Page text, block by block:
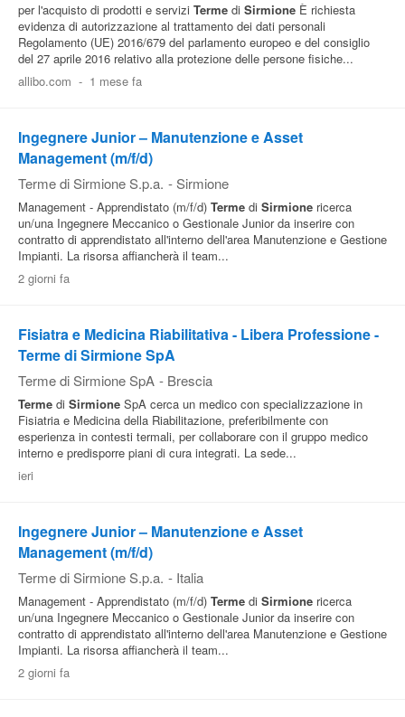
per l'acquisto di prodotti e servizi Terme di Sirmione È richiesta
evidenza di autorizzazione al trattamento dei dati personali
Regolamento (UE) 2016/679 del parlamento europeo e del consiglio
del 27 aprile 2016 relativo alla protezione delle persone fisiche...
allibo.com - 1 mese fa
Ingegnere Junior – Manutenzione e Asset
Management (m/f/d)
Terme di Sirmione S.p.a. - Sirmione
Management - Apprendistato (m/f/d) Terme di Sirmione ricerca
un/una Ingegnere Meccanico o Gestionale Junior da inserire con
contratto di apprendistato all'interno dell'area Manutenzione e Gestione
Impianti. La risorsa affiancherà il team...
2 giorni fa
Fisiatra e Medicina Riabilitativa - Libera Professione -
Terme di Sirmione SpA
Terme di Sirmione SpA - Brescia
Terme di Sirmione SpA cerca un medico con specializzazione in
Fisiatria e Medicina della Riabilitazione, preferibilmente con
esperienza in contesti termali, per collaborare con il gruppo medico
interno e predisporre piani di cura integrati. La sede...
ieri
Ingegnere Junior – Manutenzione e Asset
Management (m/f/d)
Terme di Sirmione S.p.a. - Italia
Management - Apprendistato (m/f/d) Terme di Sirmione ricerca
un/una Ingegnere Meccanico o Gestionale Junior da inserire con
contratto di apprendistato all'interno dell'area Manutenzione e Gestione
Impianti. La risorsa affiancherà il team...
2 giorni fa